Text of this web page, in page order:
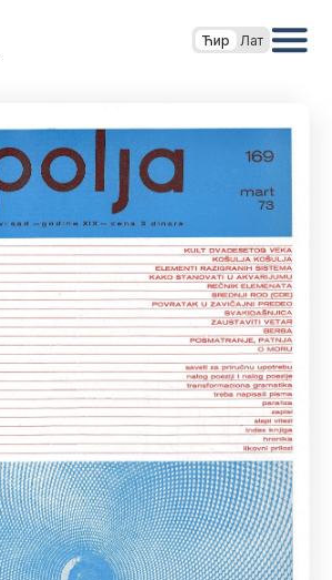
Ћир Лат